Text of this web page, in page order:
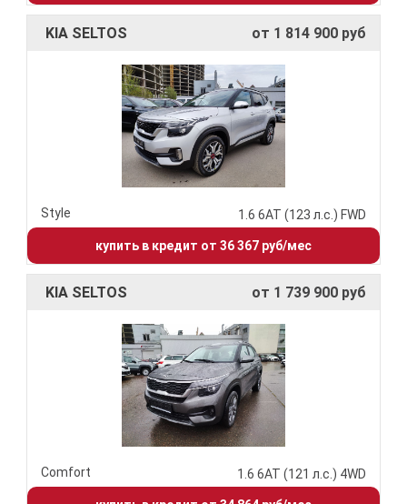
KIA SELTOS от 1 814 900 руб
Style 1.6 6АТ (123 л.с.) FWD
купить в кредит от 36 367 руб/мес
KIA SELTOS от 1 739 900 руб
Comfort 1.6 6АТ (121 л.с.) 4WD